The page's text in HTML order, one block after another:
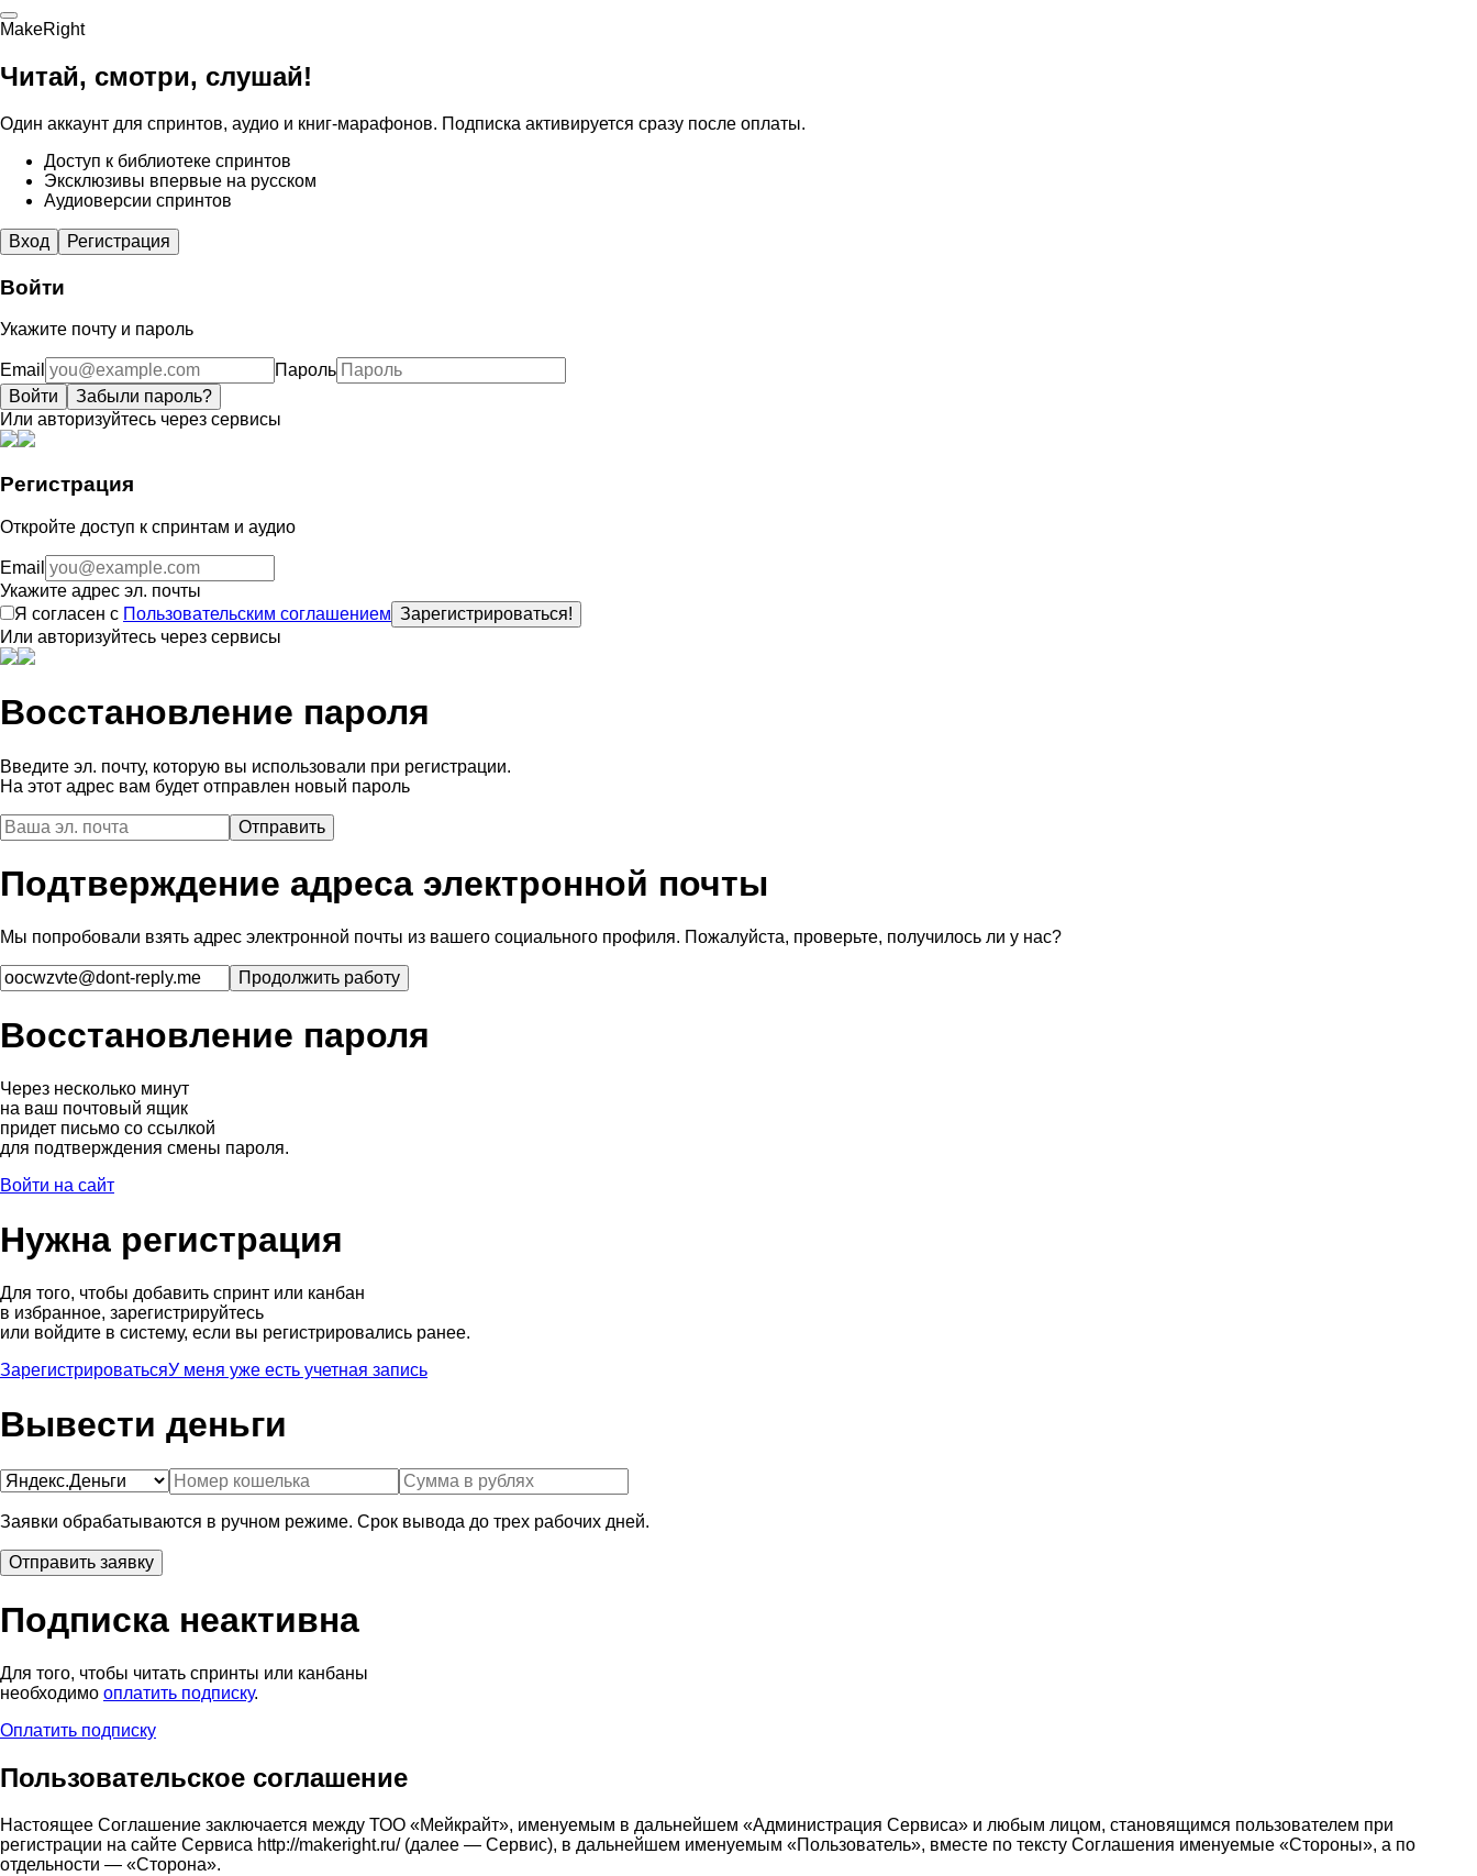
MakeRight
Читай, смотри, слушай!
Один аккаунт для спринтов, аудио и книг-марафонов. Подписка активируется сразу после оплаты.
Доступ к библиотеке спринтов
Эксклюзивы впервые на русском
Аудиоверсии спринтов
Вход Регистрация
Войти
Укажите почту и пароль
Email
Пароль
Войти
Забыли пароль?
Или авторизуйтесь через сервисы
Регистрация
Откройте доступ к спринтам и аудио
Email
Укажите адрес эл. почты
Я согласен с Пользовательским соглашением Зарегистрироваться!
Или авторизуйтесь через сервисы
Восстановление пароля
Введите эл. почту, которую вы использовали при регистрации.
На этот адрес вам будет отправлен новый пароль
Подтверждение адреса электронной почты
Мы попробовали взять адрес электронной почты из вашего социального профиля. Пожалуйста, проверьте, получилось ли у нас?
Восстановление пароля
Через несколько минут
на ваш почтовый ящик
придет письмо со ссылкой
для подтверждения смены пароля.
Войти на сайт
Нужна регистрация
Для того, чтобы добавить спринт или канбан
в избранное, зарегистрируйтесь
или войдите в систему, если вы регистрировались ранее.
ЗарегистрироватьсяУ меня уже есть учетная запись
Вывести деньги
Заявки обрабатываются в ручном режиме. Срок вывода до трех рабочих дней.
Подписка неактивна
Для того, чтобы читать спринты или канбаны
необходимо оплатить подписку.
Оплатить подписку
Пользовательское соглашение
Настоящее Соглашение заключается между ТОО «Мейкрайт», именуемым в дальнейшем «Администрация Сервиса» и любым лицом, становящимся пользователем при
регистрации на сайте Сервиса http://makeright.ru/ (далее — Сервис), в дальнейшем именуемым «Пользователь», вместе по тексту Соглашения именуемые «Стороны», а по
отдельности — «Сторона».